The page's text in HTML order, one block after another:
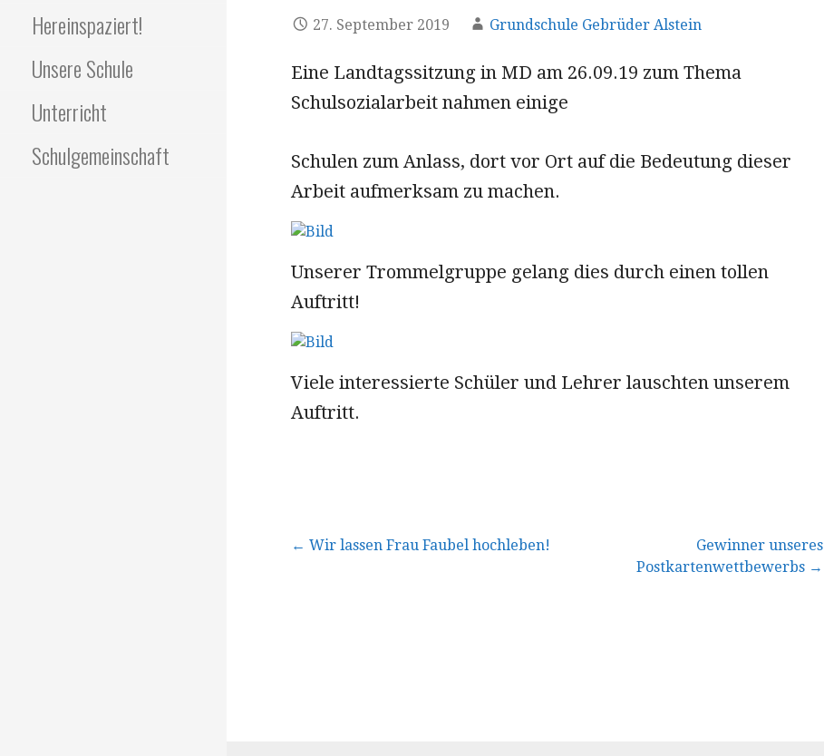
Hereinspaziert!
Unsere Schule
Unterricht
Schulgemeinschaft
27. September 2019 Grundschule Gebrüder Alstein
Eine Landtagssitzung in MD am 26.09.19 zum Thema
Schulsozialarbeit nahmen einige
Schulen zum Anlass, dort vor Ort auf die Bedeutung dieser
Arbeit aufmerksam zu machen.
Unserer Trommelgruppe gelang dies durch einen tollen
Auftritt!
Viele interessierte Schüler und Lehrer lauschten unserem
Auftritt.
Beitragsnavigation
← Wir lassen Frau Faubel hochleben!
Gewinner unseres
Postkartenwettbewerbs →